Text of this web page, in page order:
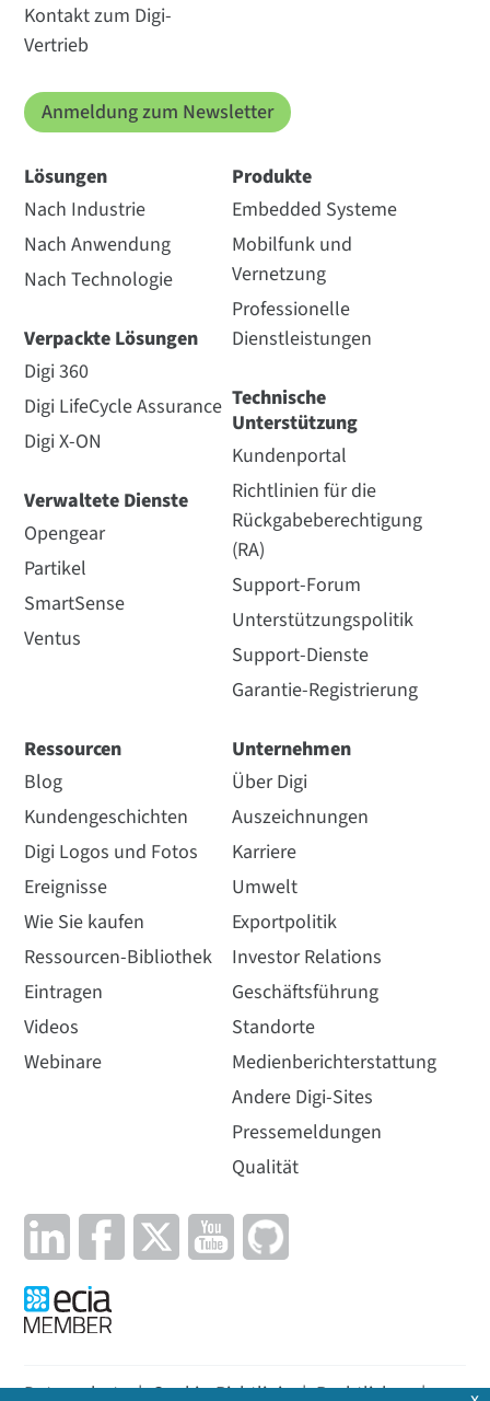
Kontakt zum Digi-
Vertrieb
Anmeldung zum Newsletter
Lösungen
Nach Industrie
Nach Anwendung
Nach Technologie
Verpackte Lösungen
Digi 360
Digi LifeCycle Assurance
Digi X-ON
Verwaltete Dienste
Opengear
Partikel
SmartSense
Ventus
Produkte
Embedded Systeme
Mobilfunk und
Vernetzung
Professionelle
Dienstleistungen
Technische
Unterstützung
Kundenportal
Richtlinien für die
Rückgabeberechtigung
(RA)
Support-Forum
Unterstützungspolitik
Support-Dienste
Garantie-Registrierung
Ressourcen
Blog
Kundengeschichten
Digi Logos und Fotos
Ereignisse
Wie Sie kaufen
Ressourcen-Bibliothek
Eintragen
Videos
Webinare
Unternehmen
Über Digi
Auszeichnungen
Karriere
Umwelt
Exportpolitik
Investor Relations
Geschäftsführung
Standorte
Medienberichterstattung
Andere Digi-Sites
Pressemeldungen
Qualität
Datenschutz | Cookie-Richtlinie | Rechtliches |